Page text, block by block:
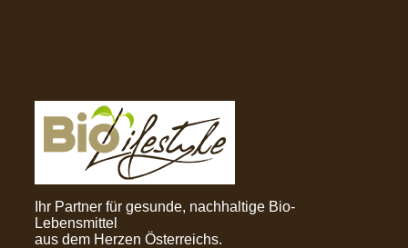
Ihr Partner für gesunde, nachhaltige Bio-
Lebensmittel
aus dem Herzen Österreichs.